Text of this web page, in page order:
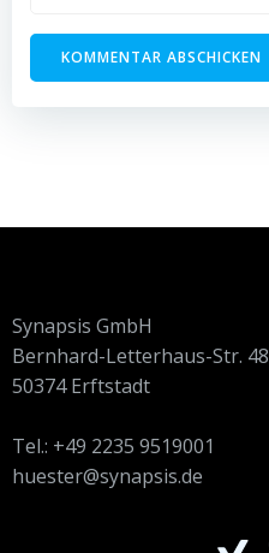
Synapsis GmbH
Bernhard-Letterhaus-Str. 48
50374 Erftstadt
Tel.: +49 2235 9519001
huester@synapsis.de